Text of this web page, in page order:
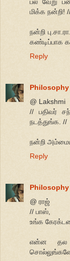
மிக்க நன்றி!
நன்றி
கண்டிப்பாக
Reply
Philosophy
@ Lakshmi
// பதிவர்
நடத்துங்க. //
நன்றி
Reply
Philosophy
@ ராஜ்
// பாஸ்,
உங்க
என்ன தல